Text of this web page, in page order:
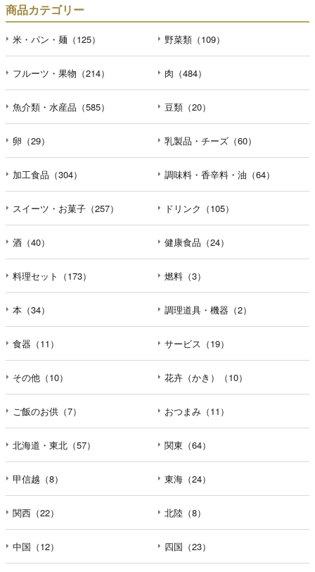
商品カテゴリー
米・パン・麺（125） 野菜類（109）
フルーツ・果物（214） 肉（484）
魚介類・水産品（585） 豆類（20）
卵（29） 乳製品・チーズ（60）
加工食品（304） 調味料・香辛料・油（64）
スイーツ・お菓子（257） ドリンク（105）
酒（40） 健康食品（24）
料理セット（173） 燃料（3）
本（34） 調理道具・機器（2）
食器（11） サービス（19）
その他（10） 花卉（かき）（10）
ご飯のお供（7） おつまみ（11）
北海道・東北（57） 関東（64）
甲信越（8） 東海（24）
関西（22） 北陸（8）
中国（12） 四国（23）